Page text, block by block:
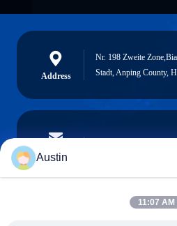
Address
Nr. 198 Zweite
Stadt, Anping County,
E-mail
Austin
11:07 AM